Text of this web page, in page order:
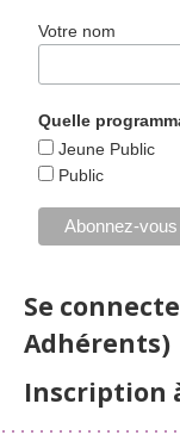
Votre nom
Quelle
Jeune Public
Public
Se
Adhérents)
Inscription